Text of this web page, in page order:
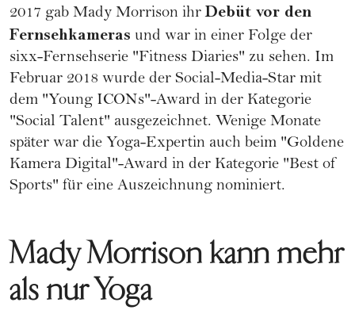
2017 gab Mady Morrison ihrDebüt vor den
Fernsehkameras und war in einer Folge der
sixx-Fernsehserie "Fitness Diaries" zu sehen. Im
Februar 2018 wurde der Social-Media-Star mit
dem "Young ICONs"-Award in der Kategorie
"Social Talent" ausgezeichnet. Wenige Monate
später war die Yoga-Expertin auch beim "Goldene
Kamera Digital"-Award in der Kategorie "Best of
Sports" für eine Auszeichnung nominiert.
Mady Morrison kann mehr
als nur Yoga